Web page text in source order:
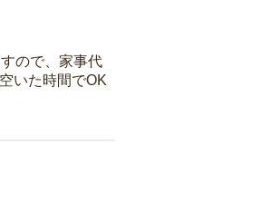
ので、家事代
いた時間でOK